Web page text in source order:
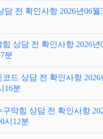
담 전 확인사항 2026년06월
상담 전 확인사항 2026년
분
드 상담 전 확인사항 2026
16분
막힘 상담 전 확인사항
시12분